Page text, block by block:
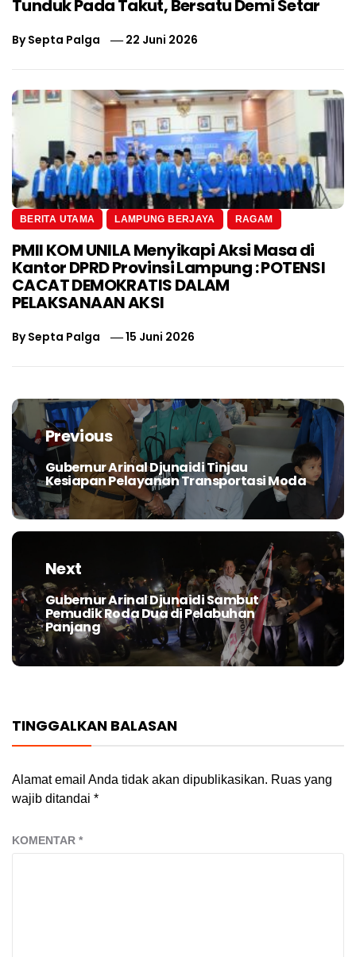
Tunduk Pada Takut, Bersatu Demi Setar
BySepta Palga 22 Juni 2026
BERITA UTAMA LAMPUNG BERJAYA RAGAM
PMII KOM UNILA Menyikapi Aksi Masa di
Kantor DPRD Provinsi Lampung : POTENSI
CACAT DEMOKRATIS DALAM
PELAKSANAAN AKSI
BySepta Palga 15 Juni 2026
Navigasi
posPrevious
Previous
post:
Gubernur Arinal Djunaidi Tinjau
Kesiapan Pelayanan Transportasi Moda
Next
Next
post:
Gubernur Arinal Djunaidi Sambut
Pemudik Roda Dua di Pelabuhan
Panjang
TINGGALKAN BALASAN
Alamat email Anda tidak akan dipublikasikan. Ruas yang
wajib ditandai *
KOMENTAR *